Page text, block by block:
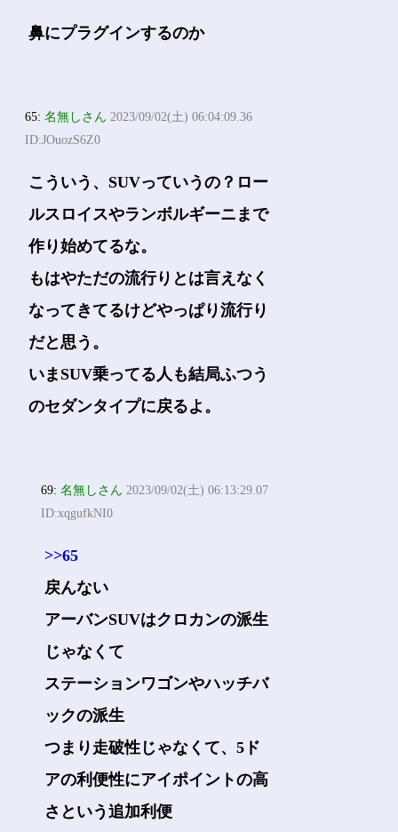
鼻にプラグインするのか
65:名無しさん 2023/09/02(土) 06:04:09.36
ID:JOuozS6Z0
こういう、SUVっていうの？ロー
ルスロイスやランボルギーニまで
作り始めてるな。
もはやただの流行りとは言えなく
なってきてるけどやっぱり流行り
だと思う。
いまSUV乗ってる人も結局ふつう
のセダンタイプに戻るよ。
69:名無しさん 2023/09/02(土) 06:13:29.07
ID:xqgufkNI0
>>65
戻んない
アーバンSUVはクロカンの派生
じゃなくて
ステーションワゴンやハッチバ
ックの派生
つまり走破性じゃなくて、5ド
アの利便性にアイポイントの高
さという追加利便